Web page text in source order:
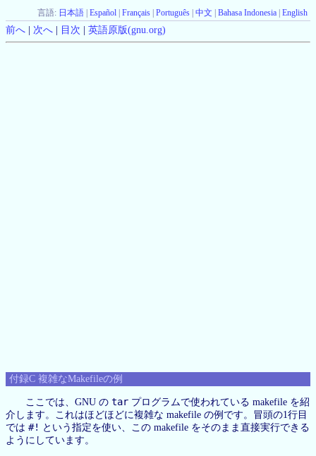
言語: 日本語 Español Français Português 中文 Bahasa Indonesia English
前へ 次へ 目次 英語原版(gnu.org)
付録C 複雑なMakefileの例
ここでは、GNU の tar プログラムで使われている makefile を紹
介します。これはほどほどに複雑な makefile の例です。冒頭の1行目
では #! という指定を使い、この makefile をそのまま直接実行できる
ようにしています。